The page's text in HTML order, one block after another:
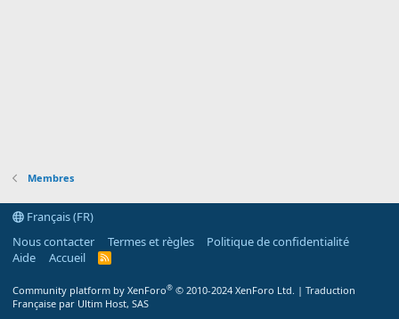
Membres
Français (FR)
Nous contacter
Termes et règles
Politique de confidentialité
Aide
Accueil
R
Community platform by XenForo® © 2010-2024 XenForo Ltd. | Traduction
Française par Ultim Host, SAS